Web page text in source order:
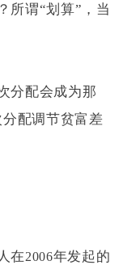
所谓“划算”，当
分配会成为那
配调节贫富差
在2006年发起的